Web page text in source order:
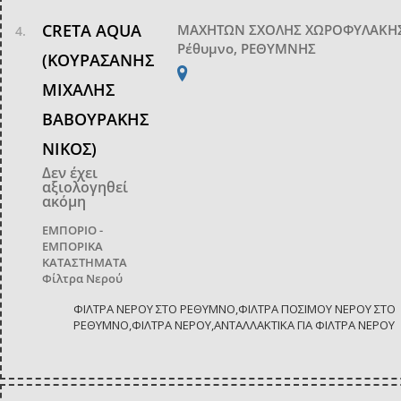
CRETA AQUA
(ΚΟΥΡΑΣΑΝΗΣ
ΜΙΧΑΛΗΣ
ΒΑΒΟΥΡΑΚΗΣ
ΝΙΚΟΣ)
Δεν έχει
αξιολογηθεί
ακόμη
ΕΜΠΟΡΙΟ -
ΕΜΠΟΡΙΚΑ
ΚΑΤΑΣΤΗΜΑΤΑ
Φίλτρα Νερού
ΜΑΧΗΤΩΝ ΣΧΟΛΗΣ
Ρέθυμνο, ΡΕΘΥΜΝΗΣ
ΦΙΛΤΡΑ ΝΕΡΟΥ ΣΤΟ ΡΕΘΥΜΝΟ,ΦΙΛΤΡΑ ΠΟΣΙΜΟΥ ΝΕΡΟΥ ΣΤΟ
ΡΕΘΥΜΝΟ,ΦΙΛΤΡΑ ΝΕΡΟΥ,ΑΝΤΑΛΛΑΚΤΙΚΑ ΓΙΑ ΦΙΛΤΡΑ ΝΕΡΟΥ